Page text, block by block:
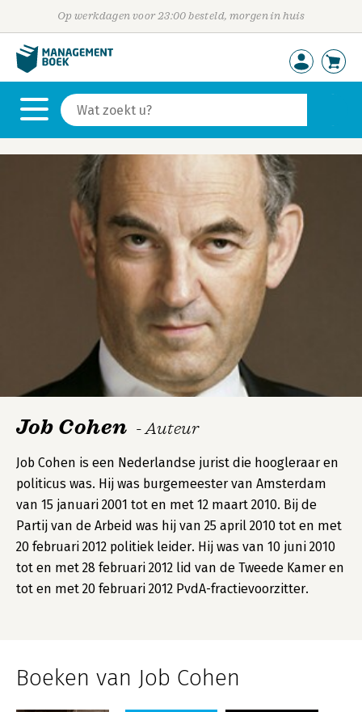
Op werkdagen voor 23:00 besteld, morgen in huis
Job Cohen - Auteur
Job Cohen is een Nederlandse jurist die hoogleraar en
politicus was. Hij was burgemeester van Amsterdam
van 15 januari 2001 tot en met 12 maart 2010. Bij de
Partij van de Arbeid was hij van 25 april 2010 tot en met
20 februari 2012 politiek leider. Hij was van 10 juni 2010
tot en met 28 februari 2012 lid van de Tweede Kamer en
tot en met 20 februari 2012 PvdA-fractievoorzitter.
Boeken van Job Cohen